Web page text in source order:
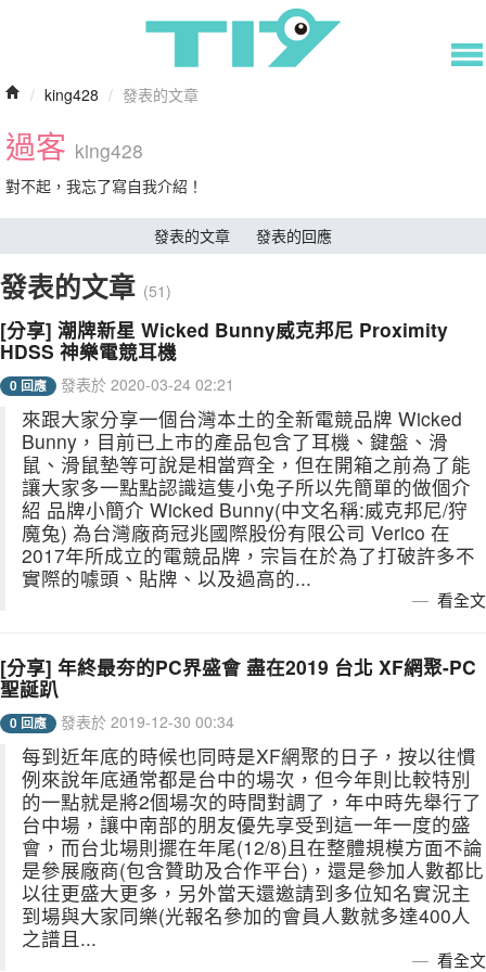
/ king428 / 發表的文章
過客 king428
對不起，我忘了寫自我介紹！
發表的文章 發表的回應
發表的文章 (51)
[分享] 潮牌新星 Wicked Bunny威克邦尼 Proximity
HDSS 神樂電競耳機
0 回應 發表於 2020-03-24 02:21
來跟大家分享一個台灣本土的全新電競品牌 Wicked
Bunny，目前已上市的產品包含了耳機、鍵盤、滑
鼠、滑鼠墊等可說是相當齊全，但在開箱之前為了能
讓大家多一點點認識這隻小兔子所以先簡單的做個介
紹 品牌小簡介 Wicked Bunny(中文名稱:威克邦尼/狩
魔兔) 為台灣廠商冠兆國際股份有限公司 Verico 在
2017年所成立的電競品牌，宗旨在於為了打破許多不
實際的噱頭、貼牌、以及過高的...
看全文
[分享] 年終最夯的PC界盛會 盡在2019 台北 XF網聚-PC
聖誕趴
0 回應 發表於 2019-12-30 00:34
每到近年底的時候也同時是XF網聚的日子，按以往慣
例來說年底通常都是台中的場次，但今年則比較特別
的一點就是將2個場次的時間對調了，年中時先舉行了
台中場，讓中南部的朋友優先享受到這一年一度的盛
會，而台北場則擺在年尾(12/8)且在整體規模方面不論
是參展廠商(包含贊助及合作平台)，還是參加人數都比
以往更盛大更多，另外當天還邀請到多位知名實況主
到場與大家同樂(光報名參加的會員人數就多達400人
之譜且...
看全文